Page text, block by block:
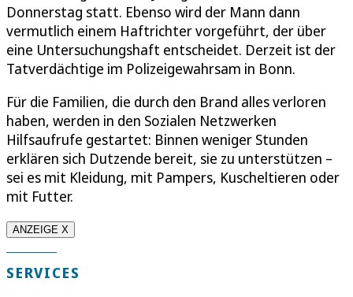
Donnerstag statt. Ebenso wird der Mann dann
vermutlich einem Haftrichter vorgeführt, der über
eine Untersuchungshaft entscheidet. Derzeit ist der
Tatverdächtige im Polizeigewahrsam in Bonn.
Für die Familien, die durch den Brand alles verloren
haben, werden in den Sozialen Netzwerken
Hilfsaufrufe gestartet: Binnen weniger Stunden
erklären sich Dutzende bereit, sie zu unterstützen –
sei es mit Kleidung, mit Pampers, Kuscheltieren oder
mit Futter.
ANZEIGE X
SERVICES